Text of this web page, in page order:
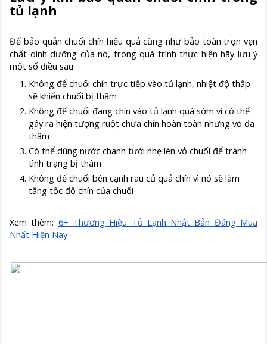
tủ lạnh
Để bảo quản chuối chín hiệu quả cũng như bảo toàn trọn vẹn
chất dinh dưỡng của nó, trong quá trình thực hiện hãy lưu ý
một số điều sau:
Không để chuối chín trực tiếp vào tủ lạnh, nhiệt độ thấp
sẽ khiến chuối bị thâm
Không để chuối đang chín vào tủ lạnh quá sớm vì có thể
gây ra hiện tượng ruột chưa chín hoàn toàn nhưng vỏ đã
thâm
Có thể dùng nước chanh tưới nhẹ lên vỏ chuối để tránh
tình trạng bị thâm
Không để chuối bên cạnh rau củ quả chín vì nó sẽ làm
tăng tốc độ chín của chuối
Xem thêm: 6+ Thương Hiệu Tủ Lạnh Nhật Bản Đáng Mua
Nhất Hiện Nay